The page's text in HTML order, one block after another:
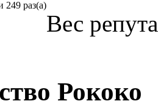
249 раз(а)
Вес
Рококо